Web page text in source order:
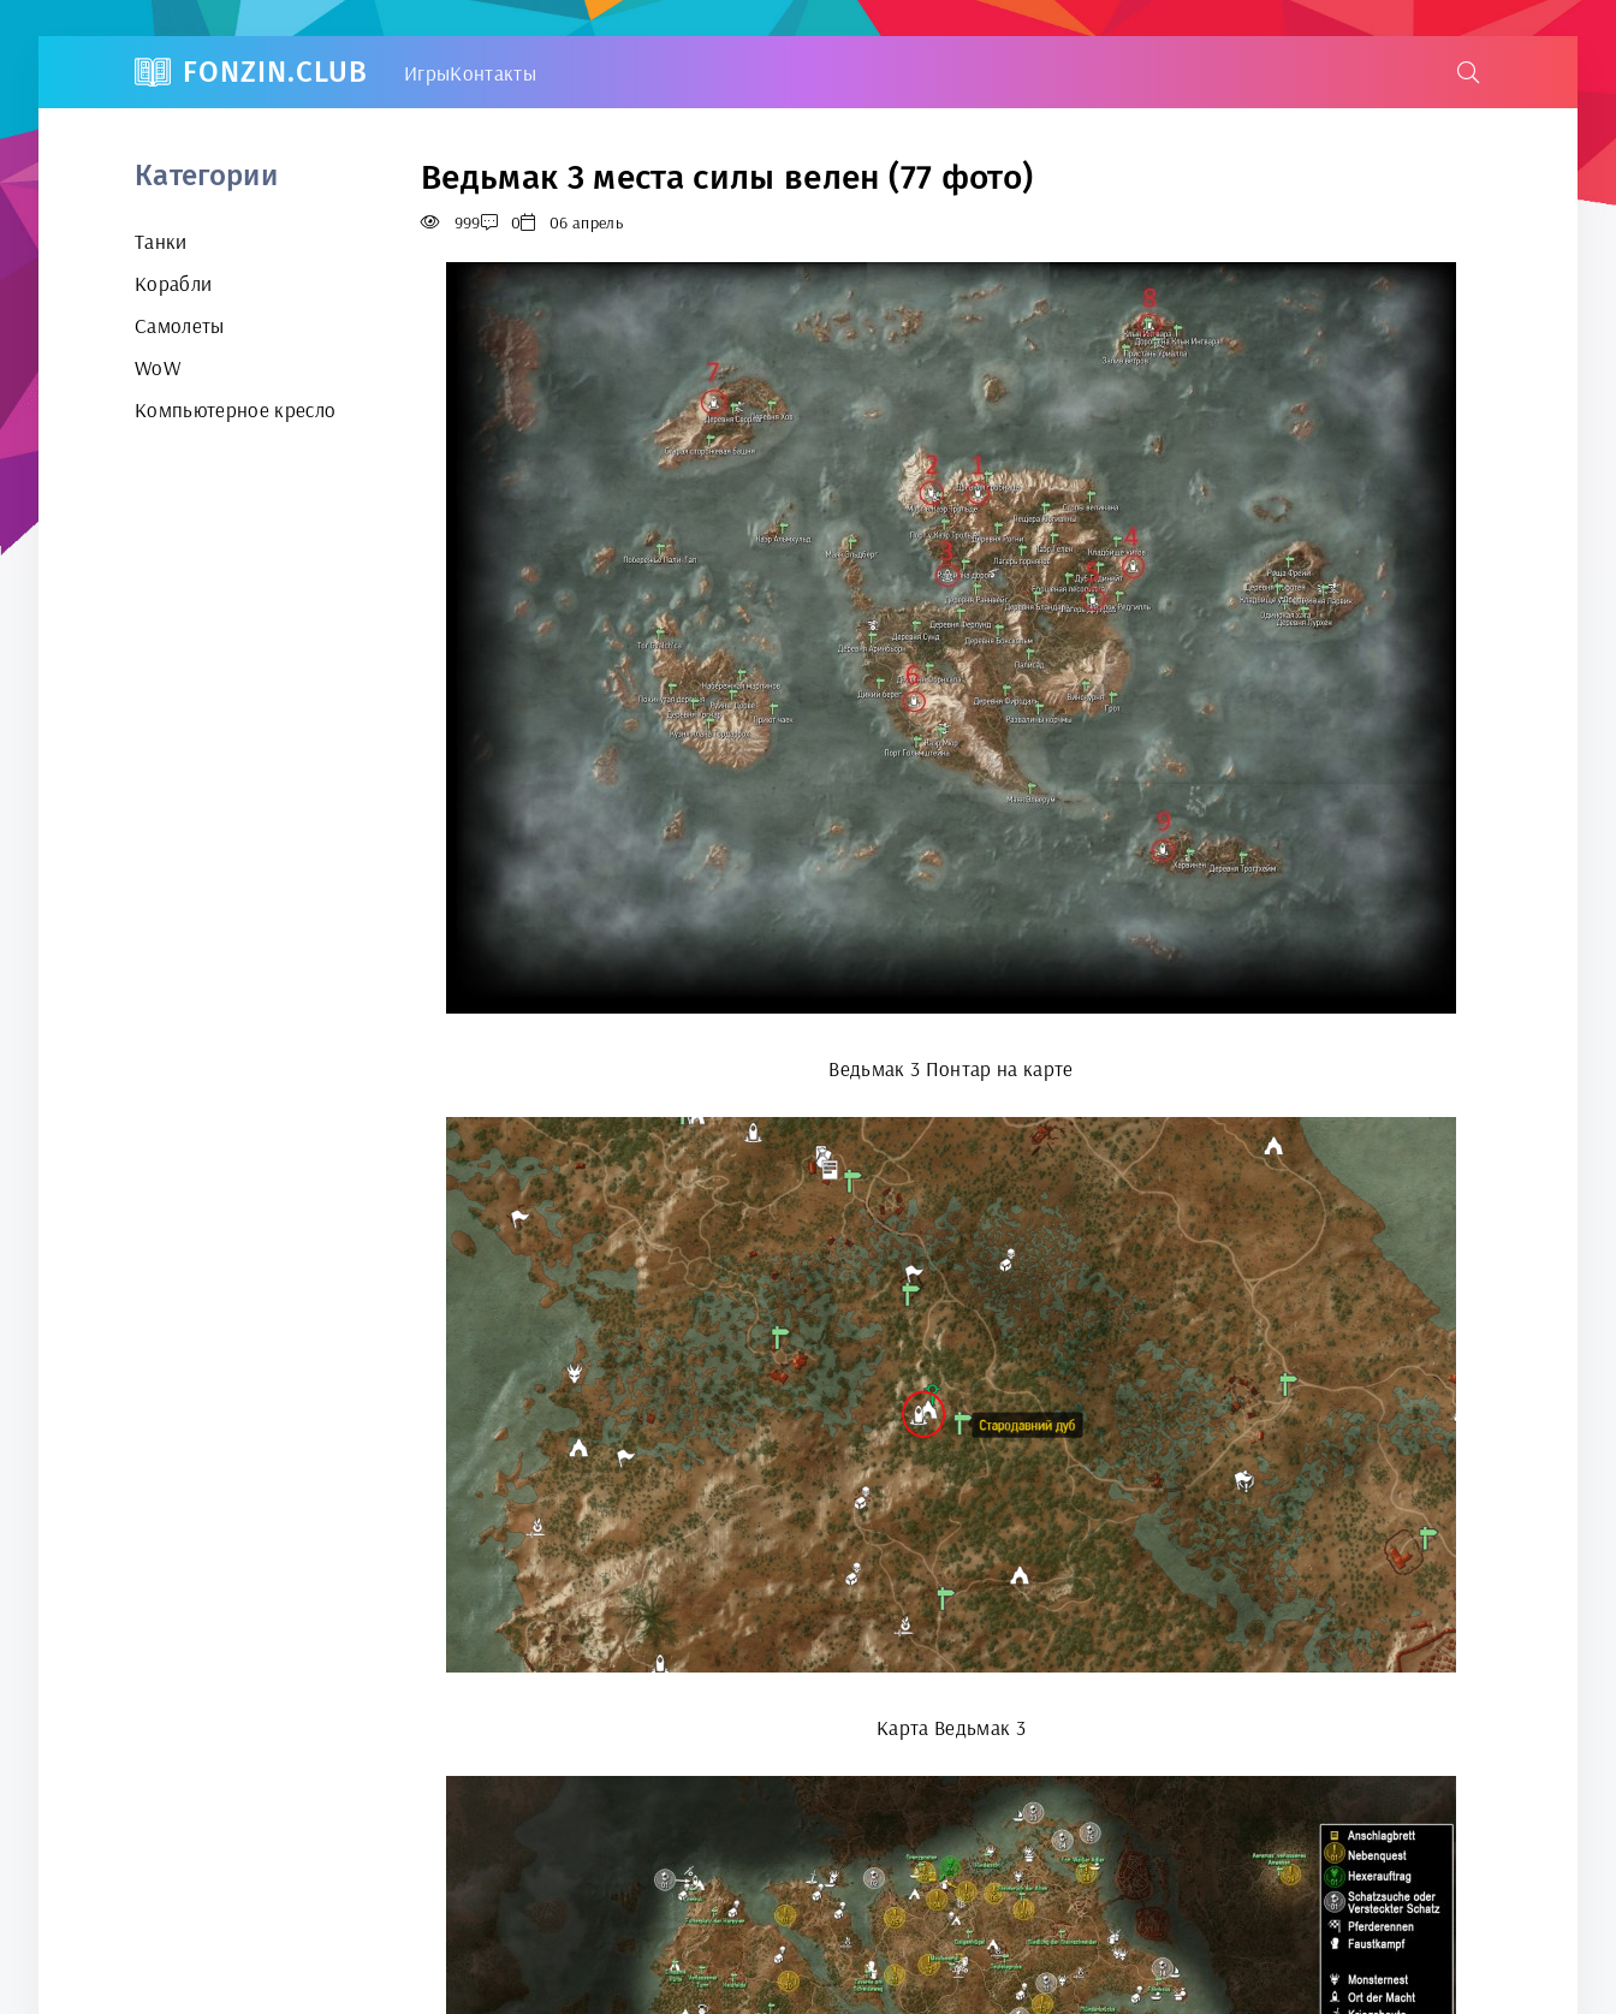
FONZIN.CLUB ИгрыКонтакты
Категории
Танки
Корабли
Самолеты
WoW
Компьютерное кресло
Ведьмак 3 места силы велен (77 фото)
999 0 06 апрель
Ведьмак 3 Понтар на карте
Карта Ведьмак 3